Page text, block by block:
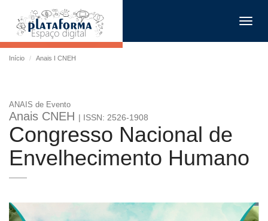
Início Anais I CNEH
ANAIS de Evento
Anais CNEH | ISSN: 2526-1908
Congresso Nacional de
Envelhecimento Humano